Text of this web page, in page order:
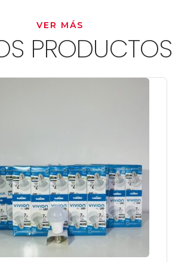
VER MÁS
PRODUCTOS